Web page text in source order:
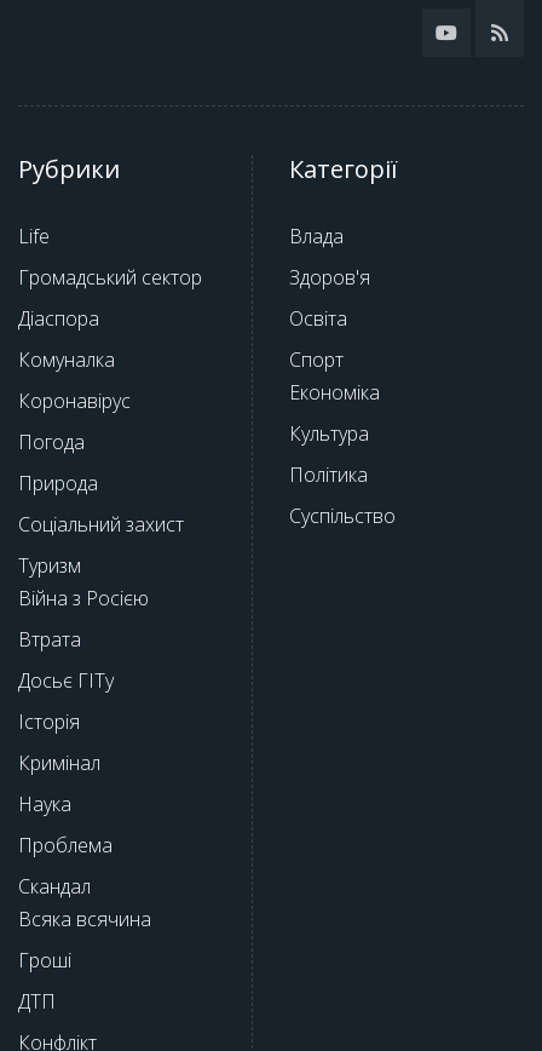
Рубрики
Life
Громадський сектор
Діаспора
Комуналка
Коронавірус
Погода
Природа
Соціальний захист
Туризм
Війна з Росією
Втрата
Досьє ГІТу
Історія
Кримінал
Наука
Проблема
Скандал
Всяка всячина
Гроші
ДТП
Конфлікт
Категорії
Влада
Здоров'я
Освіта
Спорт
Економіка
Культура
Політика
Суспільство